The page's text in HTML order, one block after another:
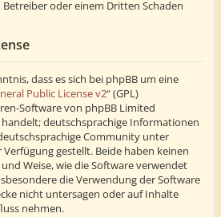
oder einem Dritten Schaden
dass es sich bei phpBB um eine
Public License v2“ (GPL)
Software von phpBB Limited
deutschsprachige Informationen
Community unter
gestellt. Beide haben keinen
Weise, wie die Software verwendet
die Verwendung der Software
nicht untersagen oder auf Inhalte
nehmen.